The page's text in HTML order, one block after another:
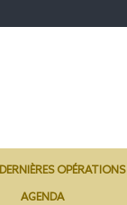
OPÉRATIONS
AGENDA